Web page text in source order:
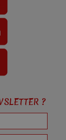
?